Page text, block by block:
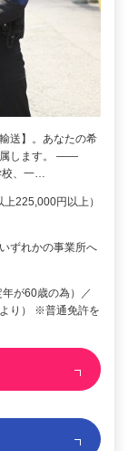
送】。あなたの希
属します。 ――
校、一…
225,000円以上）
ずれかの事業所へ
が60歳の為）／
り） ※普通免許を